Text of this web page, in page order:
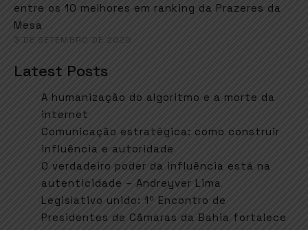
entre os 10 melhores em ranking da Prazeres da
Mesa
3 DE SETEMBRO DE 2020
Latest Posts
A humanização do algoritmo e a morte da
internet
Comunicação estratégica: como construir
influência e autoridade
O verdadeiro poder da influência está na
autenticidade – Andreyver Lima
Legislativo unido: 1º Encontro de
Presidentes de Câmaras da Bahia fortalece